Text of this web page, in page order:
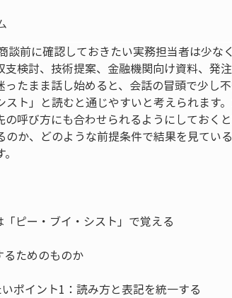
談前に確認しておきたい実務担当者は少な
支検討、技術提案、金融機関向け資料、発
ったまま話し始めると、会話の冒頭で少し
スト」と読むと通じやすいと考えられます
の呼び方にも合わせられるようにしておく
のか、どのような前提条件で結果を見てい